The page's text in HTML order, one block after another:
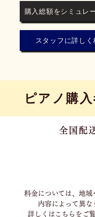
購入総額をシミュレ
スタッフに詳しく
ピアノ購
全国配
料金については、地域
内容に よって異な
詳しくは こちら をご